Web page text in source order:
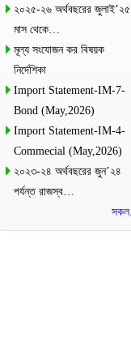
২০২৫-২৬ অর্থবছরের জুলাই’২৫
মাস থেকে…
মূল্য সংযোজন কর বিষয়ক
নির্দেশিকা
Import Statement-IM-7-
Bond (May,2026)
Import Statement-IM-4-
Commecial (May,2026)
২০২৩-২৪ অর্থবছরের জুন’২৪
পর্যন্ত রাজস্ব…
সকল..